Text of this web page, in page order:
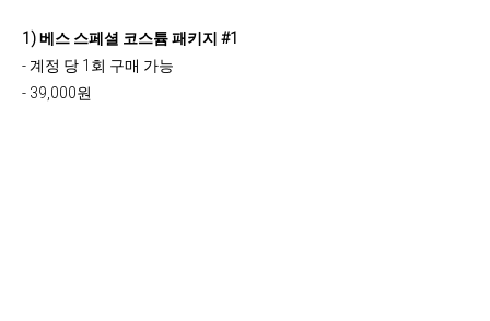
1) 베스 스페셜 코스튬 패키지 #1
- 계정 당 1회 구매 가능
- 39,000원